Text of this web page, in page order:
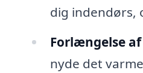
dig indendørs,
Forlængelse
nyde det